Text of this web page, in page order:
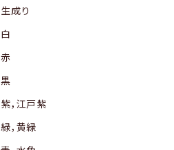
生成り
白
赤
黒
紫，江戸紫
緑，黄緑